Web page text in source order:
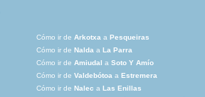
Cómo ir de Arkotxa a Pesqueiras
Cómo ir de Nalda a La Parra
Cómo ir de Amiudal a Soto Y Amío
Cómo ir de Valdebótoa a Estremera
Cómo ir de Nalec a Las Enillas